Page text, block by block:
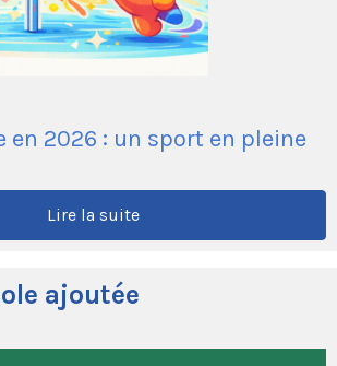
en 2026 : un sport en pleine
Lire la suite
ajoutée